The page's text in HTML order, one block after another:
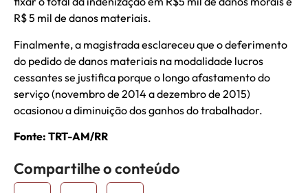
R$ 5 mil de danos materiais.
Finalmente, a magistrada esclareceu que o deferimento
do pedido de danos materiais na modalidade lucros
cessantes se justifica porque o longo afastamento do
serviço (novembro de 2014 a dezembro de 2015)
ocasionou a diminuição dos ganhos do trabalhador.
Fonte: TRT-AM/RR
Compartilhe o conteúdo